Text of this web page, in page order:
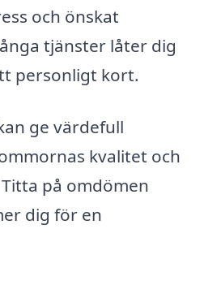
och önskat
tjänster låter dig
personligt kort.
ge värdefull
kvalitet och
på omdömen
dig för en